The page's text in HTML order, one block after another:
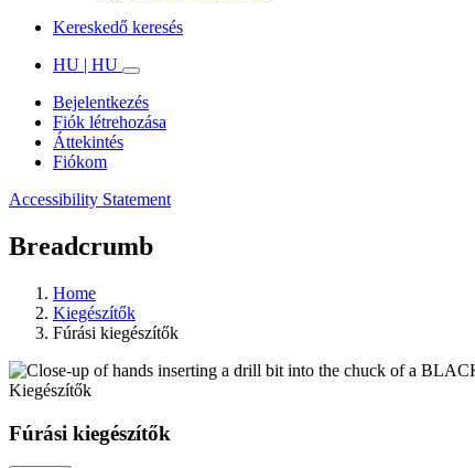
Kereskedő keresés
HU | HU
Bejelentkezés
Fiók létrehozása
Áttekintés
Fiókom
Accessibility Statement
Breadcrumb
Home
Kiegészítők
Fúrási kiegészítők
Kiegészítők
Fúrási kiegészítők